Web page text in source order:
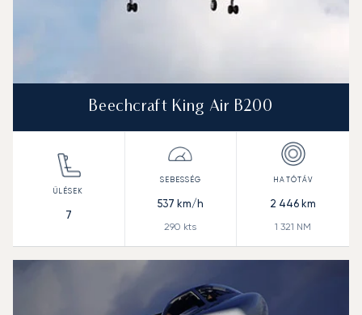
Beechcraft King Air B200
7
537 km/h
290 kts
2 446 km
1 321 NM